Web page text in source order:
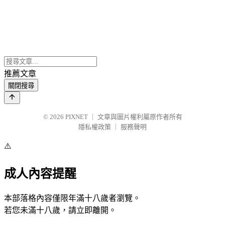
推薦文章
關閉搜尋
© 2026 PIXNET
文章與圖片權利屬原作者所有
隱私權政策
服務聲明
⚠️
成人內容提醒
本部落格內容僅限年滿十八歲者瀏覽。
若您未滿十八歲，請立即離開。